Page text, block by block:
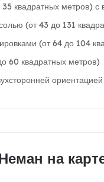
квадратных метров) с
(от 43 до 131
(от 64 до 104
60 квадратных метров)
на